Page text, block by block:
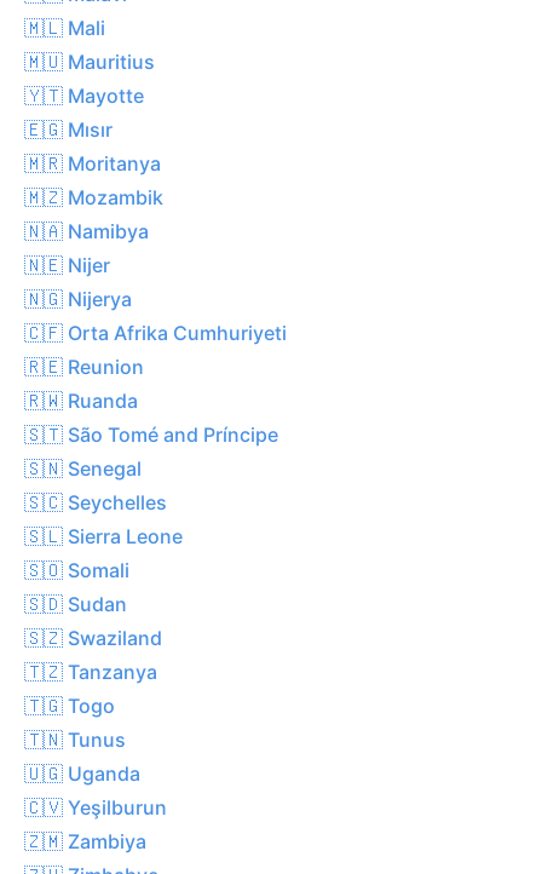
🇲🇱 Mali
🇲🇺 Mauritius
🇾🇹 Mayotte
🇪🇬 Mısır
🇲🇷 Moritanya
🇲🇿 Mozambik
🇳🇦 Namibya
🇳🇪 Nijer
🇳🇬 Nijerya
🇨🇫 Orta Afrika Cumhuriyeti
🇷🇪 Reunion
🇷🇼 Ruanda
🇸🇹 São Tomé and Príncipe
🇸🇳 Senegal
🇸🇨 Seychelles
🇸🇱 Sierra Leone
🇸🇴 Somali
🇸🇩 Sudan
🇸🇿 Swaziland
🇹🇿 Tanzanya
🇹🇬 Togo
🇹🇳 Tunus
🇺🇬 Uganda
🇨🇻 Yeşilburun
🇿🇲 Zambiya